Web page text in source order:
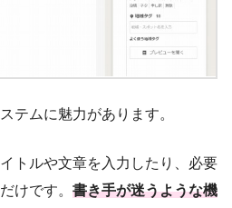
テムに魅力があります。
トルや文章を入力したり、必要
けです。 書き手が迷うような機